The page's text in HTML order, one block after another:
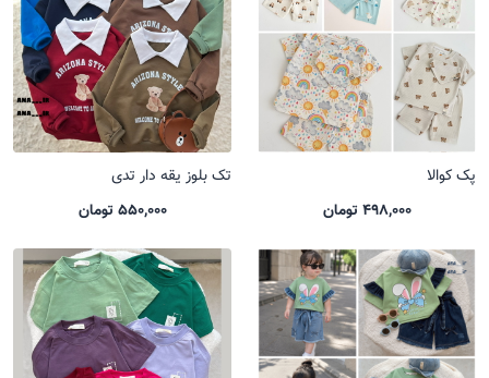
پک کوالا
498,000 تومان
تک بلوز یقه دار تدی
550,000 تومان